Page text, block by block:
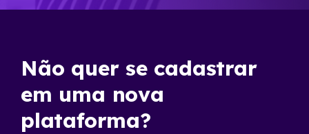
Não quer se cadastrar
em uma nova
plataforma?